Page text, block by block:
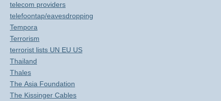
telecom providers
telefoontap/eavesdropping
Tempora
Terrorism
terrorist lists UN EU US
Thailand
Thales
The Asia Foundation
The Kissinger Cables